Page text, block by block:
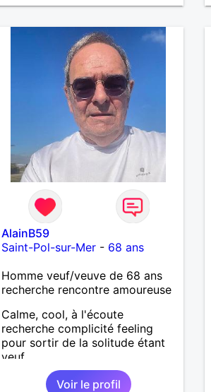
...... Je ne suis pas docteur ,
philantrope, mécène.
AlainB59
Saint-Pol-sur-Mer- 68 ans
Homme veuf/veuve de 68 ans
recherche rencontre amoureuse
Calme, cool, à l'écoute
recherche complicité feeling
pour sortir de la solitude étant
veuf
Voir le profil